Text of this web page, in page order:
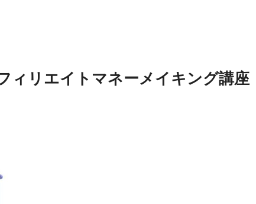
ィリエイトマネーメイキング講座